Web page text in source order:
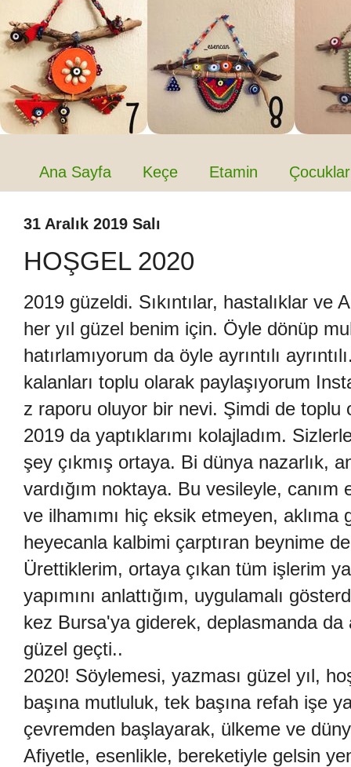
Ana Sayfa Keçe Etamin Çocuklar
31 Aralık 2019 Salı
HOŞGEL 2020
2019 güzeldi. Sıkıntılar, hastalıklar ve
her yıl güzel benim için. Öyle dönüp
hatırlamıyorum da öyle ayrıntılı
kalanları toplu olarak paylaşıyorum
z raporu oluyor bir nevi. Şimdi de toplu
2019 da yaptıklarımı kolajladım.
şey çıkmış ortaya. Bi dünya nazarlık,
vardığım noktaya. Bu vesileyle,
ve ilhamımı hiç eksik etmeyen,
heyecanla kalbimi çarptıran beynime
Ürettiklerim, ortaya çıkan tüm işlerim
yapımını anlattığım, uygulamalı
kez Bursa'ya giderek, deplasmanda
güzel geçti..
2020! Söylemesi, yazması güzel yıl,
başına mutluluk, tek başına refah işe
çevremden başlayarak, ülkeme ve
Afiyetle, esenlikle, bereketiyle gelsin